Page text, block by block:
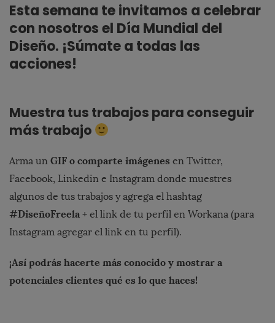
Esta semana te invitamos a celebrar
con nosotros el Día Mundial del
Diseño. ¡Súmate a todas las
acciones!
Muestra tus trabajos para conseguir
más trabajo
Arma un GIF o comparte imágenes en Twitter,
Facebook, Linkedin e Instagram donde muestres
algunos de tus trabajos y agrega el hashtag
#DiseñoFreela + el link de tu perfil en Workana (para
Instagram agregar el link en tu perfil).
¡Así podrás hacerte más conocido y mostrar a
potenciales clientes qué es lo que haces!